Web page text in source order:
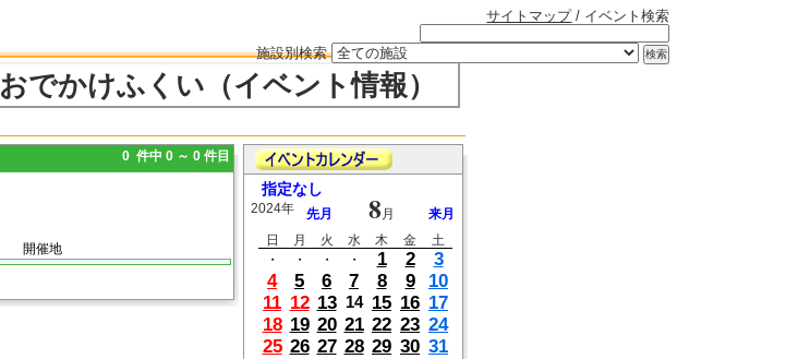
サイトマップ/ イベント検索
施設別検索
おでかけふくい（イベント情報）
0 件中 0 ～ 0 件目
開催地
指定なし
2024年 先月 8 月
来月
日
月 火 水 木 金
土
・
・ ・ ・ 1 2
3
4
5 6 7 8 9
10
11 12 13 14 15 16 17
18 19 20 21 22 23 24
25 26 27 28 29 30 31